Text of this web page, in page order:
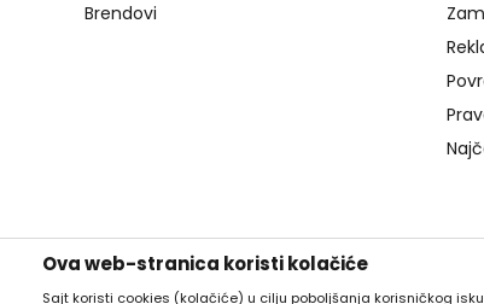
Brendovi
Ova web-stranica koristi kolačiće
Sajt koristi cookies (kolačiće) u cilju poboljšanja korisničkog